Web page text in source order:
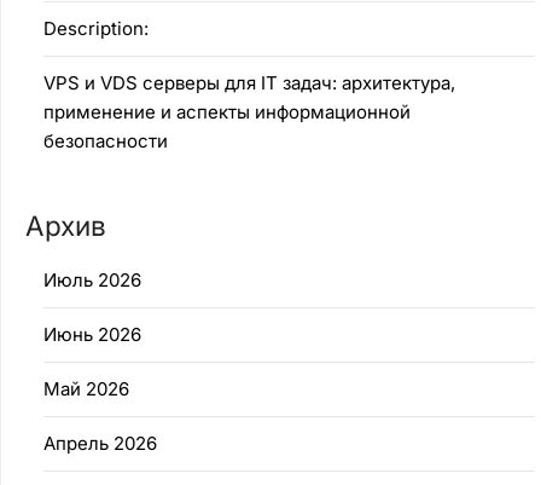
Description:
VPS и VDS серверы для IT задач: архитектура,
применение и аспекты информационной
безопасности
Архив
Июль 2026
Июнь 2026
Май 2026
Апрель 2026